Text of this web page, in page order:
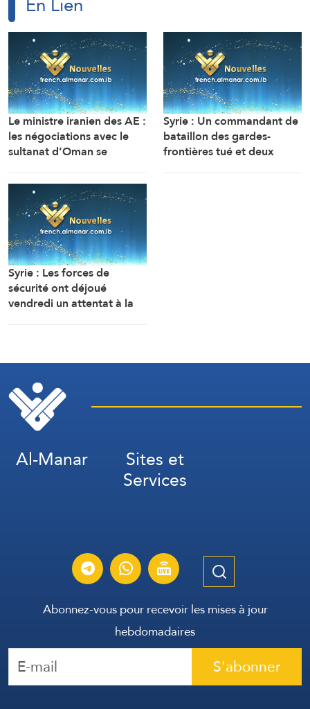
Le ministre iranien des AE :
les négociations avec le
sultanat d’Oman se
des difficultés techniques,
des travaux sont en cours
pour définir une voie
maritime temporaire. Un
accord définitif est
imminent.
Syrie : Un commandant de
bataillon des gardes-
frontières tué et deux
Syrie : Les forces de
sécurité ont déjoué
vendredi un attentat à la
de Damas.
Al-Manar Sites et
Services
Abonnez-vous pour recevoir les mises à jour
hebdomadaires
S'abonner